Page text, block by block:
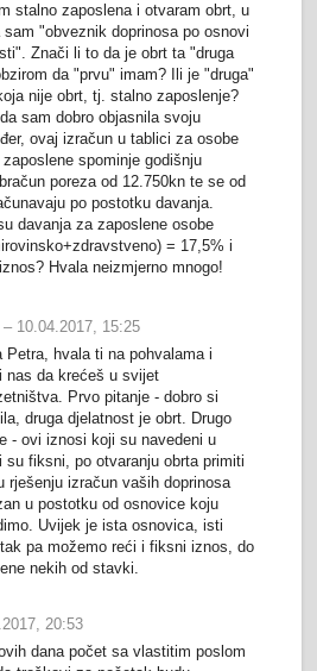
stalno zaposlena i otvaram obrt, u
"obveznik doprinosa po osnovi
Znači li to da je obrt ta "druga
da "prvu" imam? Ili je "druga"
nije obrt, tj. stalno zaposlenje?
sam dobro objasnila svoju
ovaj izračun u tablici za osobe
spominje godišnju
poreza od 12.750kn te se od
po postotku davanja.
davanja za zaposlene osobe
= 17,5% i
Hvala neizmjerno mnogo!
– 10.04.2017, 15:25
Petra, hvala ti na pohvalama i
nas da krećeš u svijet
Prvo pitanje - dobro si
druga djelatnost je obrt. Drugo
- ovi iznosi koji su navedeni u
su fiksni, po otvaranju obrta primiti
rješenju izračun vaših doprinosa
u postotku od osnovice koju
Uvijek je ista osnovica, isti
pa možemo reći i fiksni iznos, do
nekih od stavki.
20:53
dana počet sa vlastitim poslom